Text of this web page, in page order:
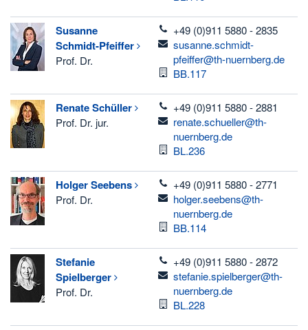
Susanne
Schmidt-Pfeiffer
Prof. Dr.
telefon
+49 (0)911 5880 - 2835
email
susanne.schmidt-
pfeiffer@th-nuernberg.de
Raum
BB.117
RenateSchüller
Prof. Dr. jur.
telefon
+49 (0)911 5880 - 2881
email
renate.schueller@th-
nuernberg.de
Raum
BL.236
HolgerSeebens
Prof. Dr.
telefon
+49 (0)911 5880 - 2771
email
holger.seebens@th-
nuernberg.de
Raum
BB.114
Stefanie
Spielberger
Prof. Dr.
telefon
+49 (0)911 5880 - 2872
email
stefanie.spielberger@th-
nuernberg.de
Raum
BL.228